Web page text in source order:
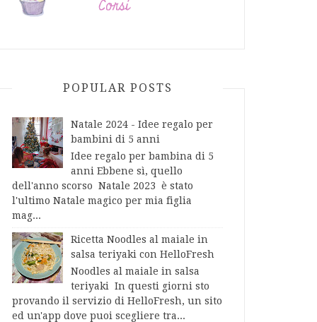
POPULAR POSTS
Natale 2024 - Idee regalo per
bambini di 5 anni
Idee regalo per bambina di 5
anni Ebbene sì, quello
dell'anno scorso Natale 2023 è stato
l'ultimo Natale magico per mia figlia
mag...
Ricetta Noodles al maiale in
salsa teriyaki con HelloFresh
Noodles al maiale in salsa
teriyaki In questi giorni sto
provando il servizio di HelloFresh, un sito
ed un'app dove puoi scegliere tra...